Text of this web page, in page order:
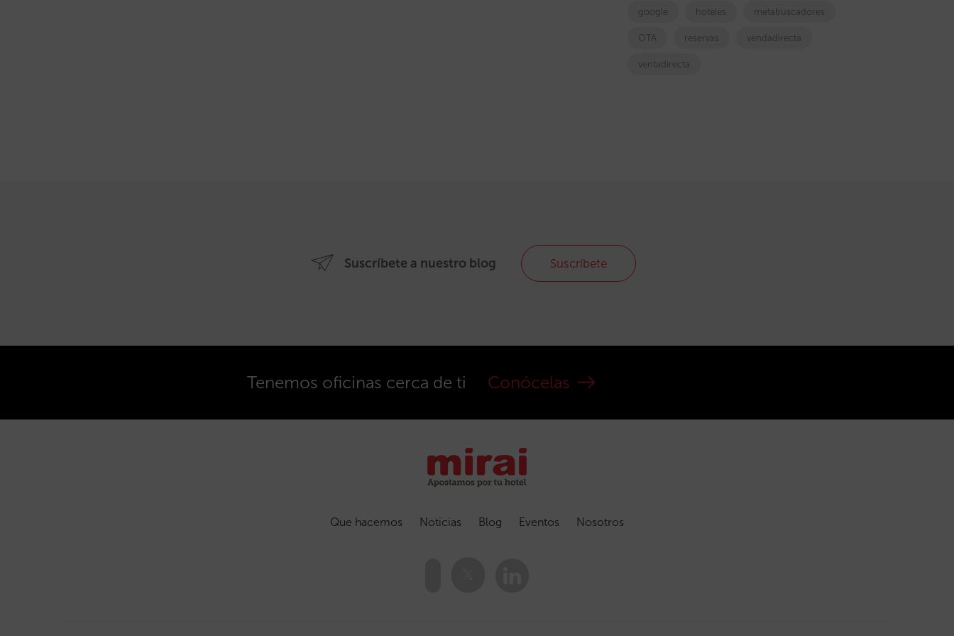
google hoteles metabuscadores
OTA reservas vendadirecta
ventadirecta
Suscríbete a nuestro blog Suscríbete
Tenemos oficinas cerca de ti Conócelas
Que hacemos Noticias Blog Eventos Nosotros